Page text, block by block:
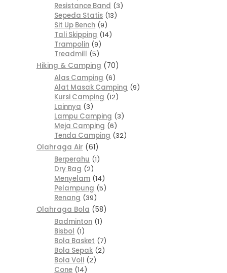
Resistance Band 3
Sepeda Statis 13
Sit Up Bench 9
Tali Skipping 14
Trampolin 9
Treadmill 5
Hiking & Camping
70
Alas Camping 6
Alat Masak Camping 9
Kursi Camping 12
Lainnya 3
Lampu Camping 3
Meja Camping 6
Tenda Camping 32
Olahraga Air
61
Berperahu 1
Dry Bag 2
Menyelam 14
Pelampung 5
Renang 39
Olahraga Bola
58
Badminton 1
Bisbol 1
Bola Basket 7
Bola Sepak 2
Bola Voli 2
Cone 14